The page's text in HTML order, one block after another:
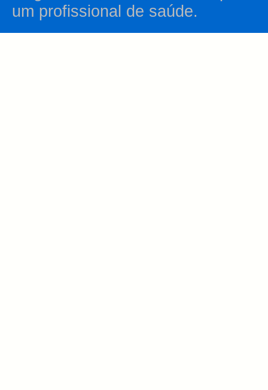
um profissional de saúde.